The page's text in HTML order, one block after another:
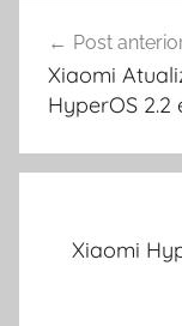
de
Post
Post
Xiaomi
HyperOS 2.2
Xiaomi